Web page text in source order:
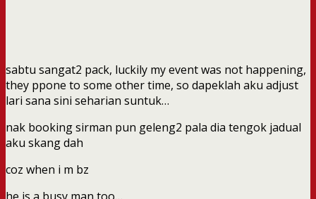
sabtu sangat2 pack, luckily my event was not happening,
they ppone to some other time, so dapeklah aku adjust
lari sana sini seharian suntuk…
nak booking sirman pun geleng2 pala dia tengok jadual
aku skang dah
coz when i m bz